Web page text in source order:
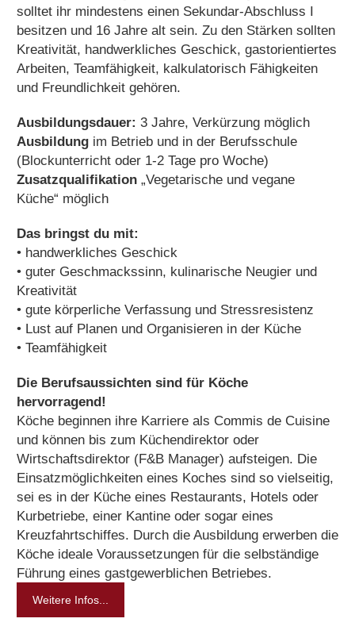
solltet ihr mindestens einen Sekundar-Abschluss I
besitzen und 16 Jahre alt sein. Zu den Stärken sollten
Kreativität, handwerkliches Geschick, gastorientiertes
Arbeiten, Teamfähigkeit, kalkulatorisch Fähigkeiten
und Freundlichkeit gehören.
Ausbildungsdauer: 3 Jahre, Verkürzung möglich
Ausbildung im Betrieb und in der Berufsschule
(Blockunterricht oder 1-2 Tage pro Woche)
Zusatzqualifikation „Vegetarische und vegane
Küche“ möglich
Das bringst du mit:
• handwerkliches Geschick
• guter Geschmackssinn, kulinarische Neugier und
Kreativität
• gute körperliche Verfassung und Stressresistenz
• Lust auf Planen und Organisieren in der Küche
• Teamfähigkeit
Die Berufsaussichten sind für Köche
hervorragend!
Köche beginnen ihre Karriere als Commis de Cuisine
und können bis zum Küchendirektor oder
Wirtschaftsdirektor (F&B Manager) aufsteigen. Die
Einsatzmöglichkeiten eines Koches sind so vielseitig,
sei es in der Küche eines Restaurants, Hotels oder
Kurbetriebe, einer Kantine oder sogar eines
Kreuzfahrtschiffes. Durch die Ausbildung erwerben die
Köche ideale Voraussetzungen für die selbständige
Führung eines gastgewerblichen Betriebes.
Weitere Infos...